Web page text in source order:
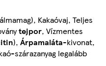
Kakaóvaj, Teljes
tejpor, Vízmentes
), Árpamaláta-kivonat,
szárazanyag legalább